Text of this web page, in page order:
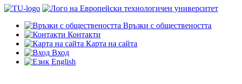
Връзки с обществеността
Контакти
Карта на сайта
Вход
English